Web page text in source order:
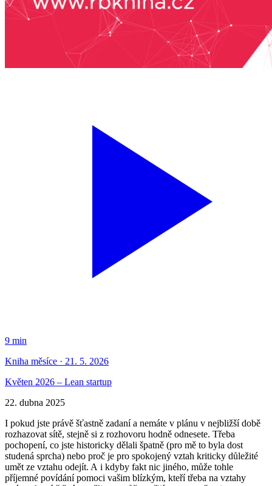
9 min
Kniha měsíce · 21. 5. 2026
Květen 2026 – Lean startup
22. dubna 2025
I pokud jste právě šťastně zadaní a nemáte v plánu v nejbližší době
rozhazovat sítě, stejně si z rozhovoru hodně odnesete. Třeba
pochopení, co jste historicky dělali špatně (pro mě to byla dost
studená sprcha) nebo proč je pro spokojený vztah kriticky důležité
umět ze vztahu odejít. A i kdyby fakt nic jiného, může tohle
příjemné povídání pomoci vašim blízkým, kteří třeba na vztahy